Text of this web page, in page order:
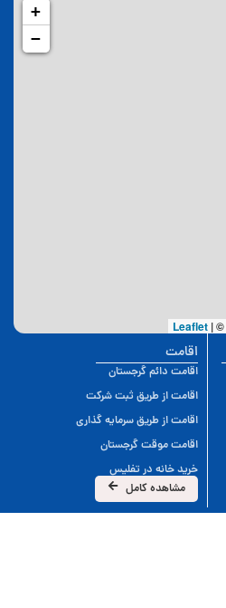
+
−
|©
اقامت
اقامت دائم گرجستان
اقامت از طریق ثبت شرکت
اقامت از طریق سرمایه گذاری
اقامت موقت گرجستان
خرید خانه در تفلیس
مشاهده کامل